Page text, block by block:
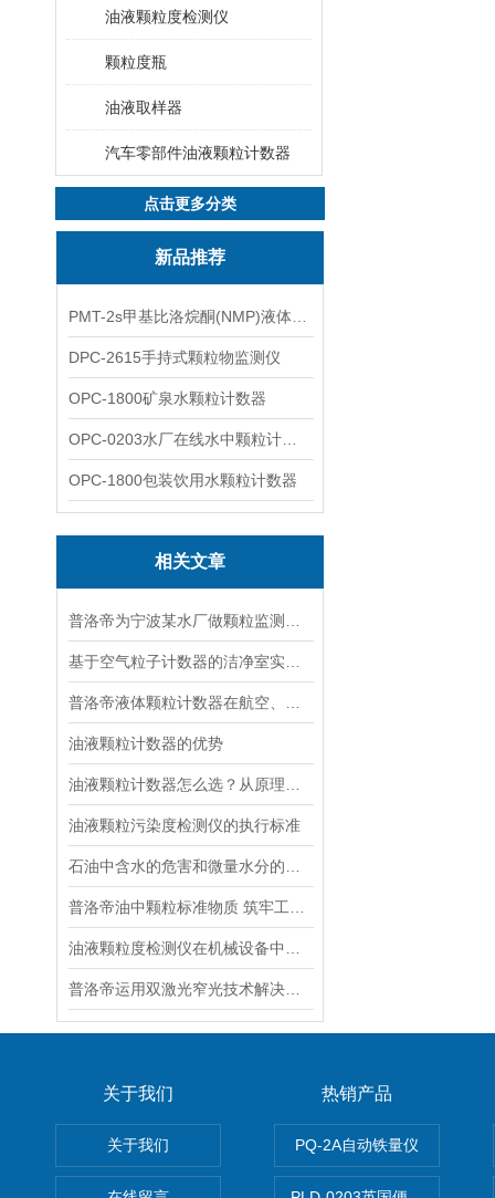
油液颗粒度检测仪
颗粒度瓶
油液取样器
汽车零部件油液颗粒计数器
点击更多分类
新品推荐
DPC-2615手持式颗粒物监测仪
OPC-1800矿泉水颗粒计数器
OPC-1800包装饮用水颗粒计数器
相关文章
油液颗粒计数器的优势
油液颗粒污染度检测仪的执行标准
关于我们
关于我们
热销产品
PQ-2A自动铁量仪